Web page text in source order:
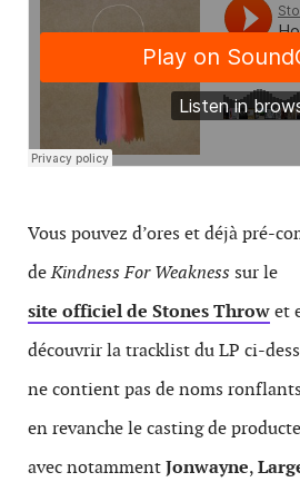
Vous pouvez d’ores et déjà pré-
deKindness For Weakness sur le
site officiel de Stones Throwet
découvrir la tracklist du LP ci-
ne contient pas de noms
en revanche le casting de
avec notammentJonwayne,